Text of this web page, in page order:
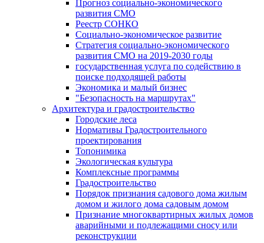
Прогноз социально-экономического
развития СМО
Реестр СОНКО
Социально-экономическое развитие
Стратегия социально-экономического
развития СМО на 2019-2030 годы
государственная услуга по содействию в
поиске подходящей работы
Экономика и малый бизнес
"Безопасность на маршрутах"
Архитектура и градостроительство
Городские леса
Нормативы Градостроительного
проектирования
Топонимика
Экологическая культура
Комплексные программы
Градостроительство
Порядок признания садового дома жилым
домом и жилого дома садовым домом
Признание многоквартирных жилых домов
аварийными и подлежащими сносу или
реконструкции